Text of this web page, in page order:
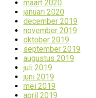
maart 2020
januari 2020
december 2019
november 2019
oktober 2019
september 2019
augustus 2019
juli 2019
juni 2019
mei 2019
april 2019